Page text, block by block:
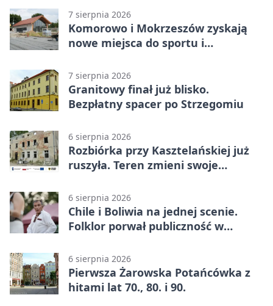
7 sierpnia 2026
Komorowo i Mokrzeszów zyskają
nowe miejsca do sportu i
7 sierpnia 2026
Granitowy finał już blisko.
Bezpłatny spacer po Strzegomiu
6 sierpnia 2026
Rozbiórka przy Kasztelańskiej już
ruszyła. Teren zmieni swoje
6 sierpnia 2026
Chile i Boliwia na jednej scenie.
Folklor porwał publiczność w
6 sierpnia 2026
Pierwsza Żarowska Potańcówka z
hitami lat 70., 80. i 90.